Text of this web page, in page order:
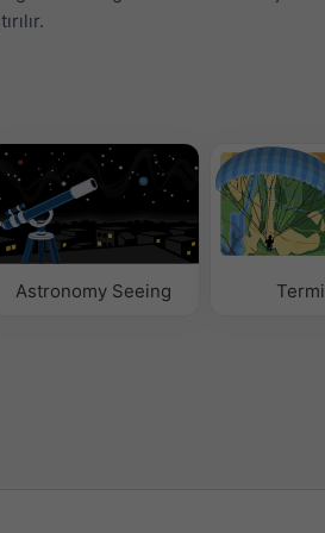
Astronomy Seeing